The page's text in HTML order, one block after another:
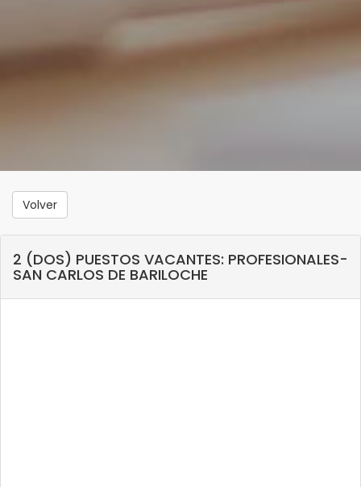
Volver
2 (DOS) PUESTOS VACANTES: PROFESIONALES-
SAN CARLOS DE BARILOCHE